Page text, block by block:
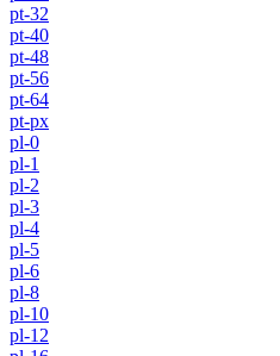
pt-32
pt-40
pt-48
pt-56
pt-64
pt-px
pl-0
pl-1
pl-2
pl-3
pl-4
pl-5
pl-6
pl-8
pl-10
pl-12